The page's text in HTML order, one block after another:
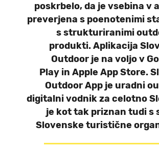
poskrbelo, da je vsebina v
preverjena s poenotenimi
s strukturiranimi
produkti. Aplikacija
Outdoor je na voljo v
Play in Apple App Store.
Outdoor App je uradni
digitalni vodnik za celotno
je kot tak priznan tudi s
Slovenske turistične